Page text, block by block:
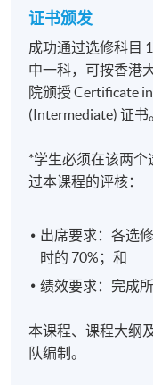
证书颁发
成功通过选修科目
中一科，可按香港
院颁授 Certificate
(Intermediate) 证书
*学生必须在该两
过本课程的评核：
出席要求：各选
时的 70%；和
绩效要求：完成
本课程、课程大纲
队编制。